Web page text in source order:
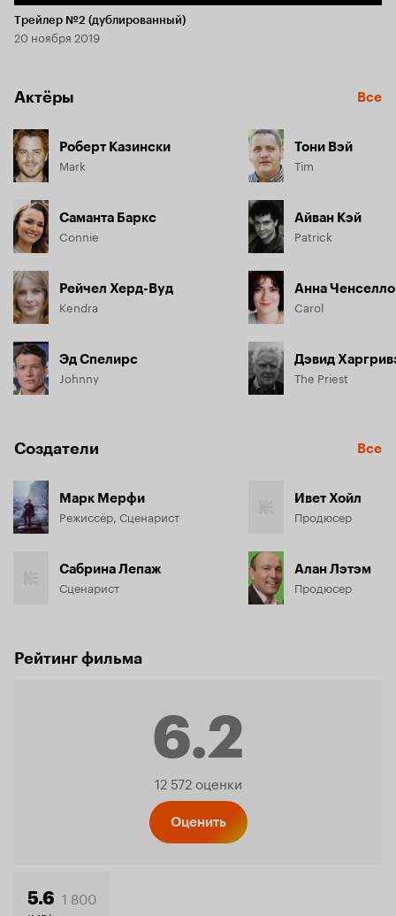
Длительность 2 мин
Трейлер №2 (дублированный)
20 ноября 2019
Актёры Все
Роберт Казински
Mark
Саманта Баркс
Connie
Рейчел Херд-Вуд
Kendra
Эд Спелирс
Johnny
Тони Вэй
Tim
Айван Кэй
Patrick
Анна
Carol
Дэвид
The Priest
Создатели Все
Марк Мерфи
Режиссёр, Сценарист
Сабрина Лепаж
Сценарист
Ивет Хойл
Продюсер
Алан Лэтэм
Продюсер
Рейтинг фильма
6.2
Рейтинг
12 572 оценки
Оценить
5.6 1 800